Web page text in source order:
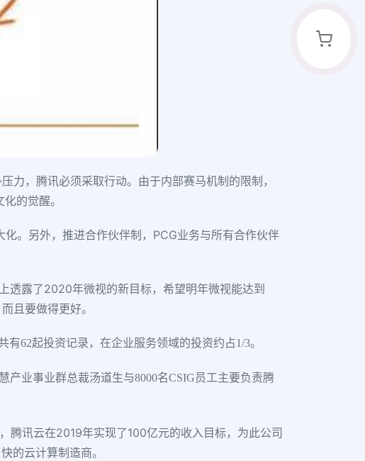
力，腾讯必须采取行动。由于内部赛马机制的限制，
的觉醒。
。另外，推进合作伙伴制，PCG业务与所有合作伙伴
透露了2020年微视的新目标，希望明年微视能达到
且要做得更好。
62起投资记录，在企业服务领域的投资约占1/3。
业事业群总裁汤道生与8000名CSIG员工主要负责腾
腾讯云在2019年实现了100亿元的收入目标，为此公司
的云计算制造商。